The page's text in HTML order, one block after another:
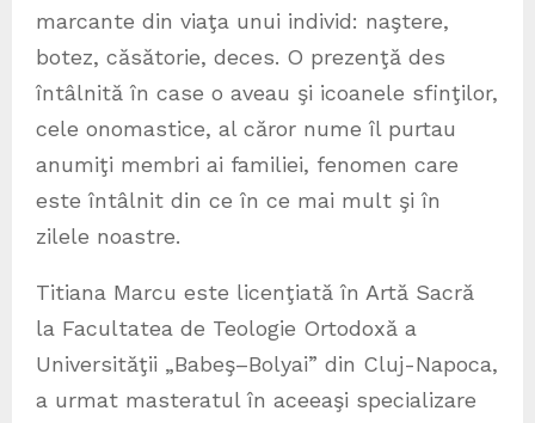
marcante din viaţa unui individ: naştere,
botez, căsătorie, deces. O prezenţă des
întâlnită în case o aveau şi icoanele sfinţilor,
cele onomastice, al căror nume îl purtau
anumiţi membri ai familiei, fenomen care
este întâlnit din ce în ce mai mult şi în
zilele noastre.
Titiana Marcu este licenţiată în Artă Sacră
la Facultatea de Teologie Ortodoxă a
Universităţii „Babeş–Bolyai” din Cluj-Napoca,
a urmat masteratul în aceeaşi specializare